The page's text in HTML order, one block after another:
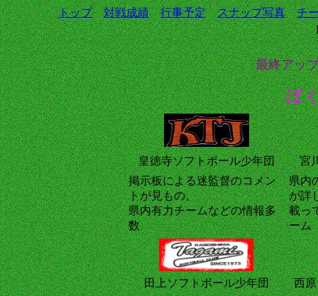
トップ 対戦成績 行事予定 スナップ写真 チ
最終アッ
ぼ
皇徳寺ソフトボール少年団
宮
掲示板による迷監督のコメン
トが見もの。
県内有力チームなどの情報多
数
県内
が詳
載っ
ーム
田上ソフトボール少年団
西